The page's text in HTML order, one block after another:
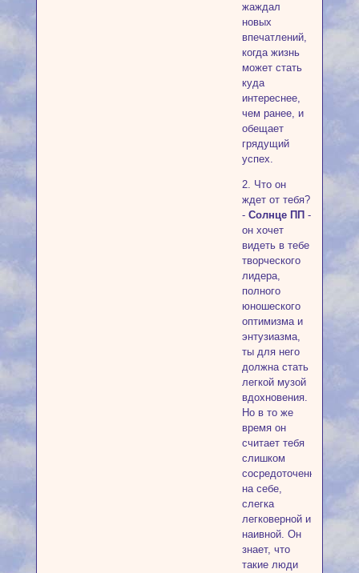
жаждал
новых
впечатлений,
когда жизнь
может стать
куда
интереснее,
чем ранее, и
обещает
грядущий
успех.
2. Что он
ждет от тебя?
- Солнце ПП -
он хочет
видеть в тебе
творческого
лидера,
полного
юношеского
оптимизма и
энтузиазма,
ты для него
должна стать
легкой музой
вдохновения.
Но в то же
время он
считает тебя
слишком
сосредоточенной
на себе,
слегка
легковерной и
наивной. Он
знает, что
такие люди